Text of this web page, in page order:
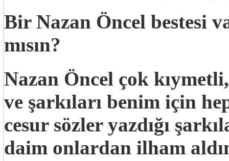
Bir Nazan Öncel bestesi
mısın?
Nazan Öncel çok
ve şarkıları benim için
cesur sözler yazdığı
daim onlardan ilham